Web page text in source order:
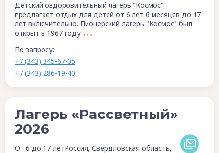
Детский оздоровительный лагерь "Космос"
предлагает отдых для детей от 6 лет 6 месяцев до 17
лет включительно. Пионерский лагерь "Космос" был
открыт в 1967 году
По запросу:
+7 (343) 345-67-05
+7 (343) 286-19-40
Лагерь «Рассветный»
2026
От 6 до 17 летРоссия, Свердловская область,